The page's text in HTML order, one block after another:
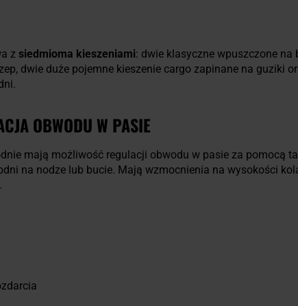
z siedmioma kieszeniami: dwie klasyczne wpuszczone
dwie duże pojemne kieszenie cargo zapinane na guziki
OBWODU W PASIE
mają możliwość regulacji obwodu w pasie za pomocą
na nodze lub bucie. Mają wzmocnienia na wysokości